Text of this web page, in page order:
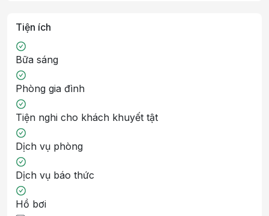
Tiện ích
Bữa sáng
Phòng gia đình
Tiện nghi cho khách khuyết tật
Dịch vụ phòng
Dịch vụ báo thức
Hồ bơi